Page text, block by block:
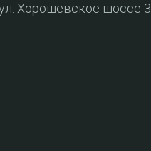
Хорошевское шоссе